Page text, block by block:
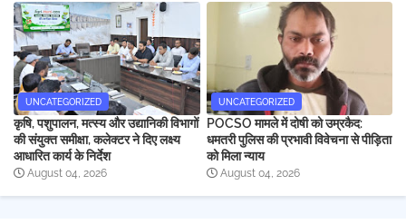
UNCATEGORIZED
कृषि, पशुपालन, मत्स्य और उद्यानिकी विभागों
की संयुक्त समीक्षा, कलेक्टर ने दिए लक्ष्य
आधारित कार्य के निर्देश
August 04, 2026
UNCATEGORIZED
POCSO मामले में दोषी को उम्रकैद:
धमतरी पुलिस की प्रभावी विवेचना से पीड़िता
को मिला न्याय
August 04, 2026